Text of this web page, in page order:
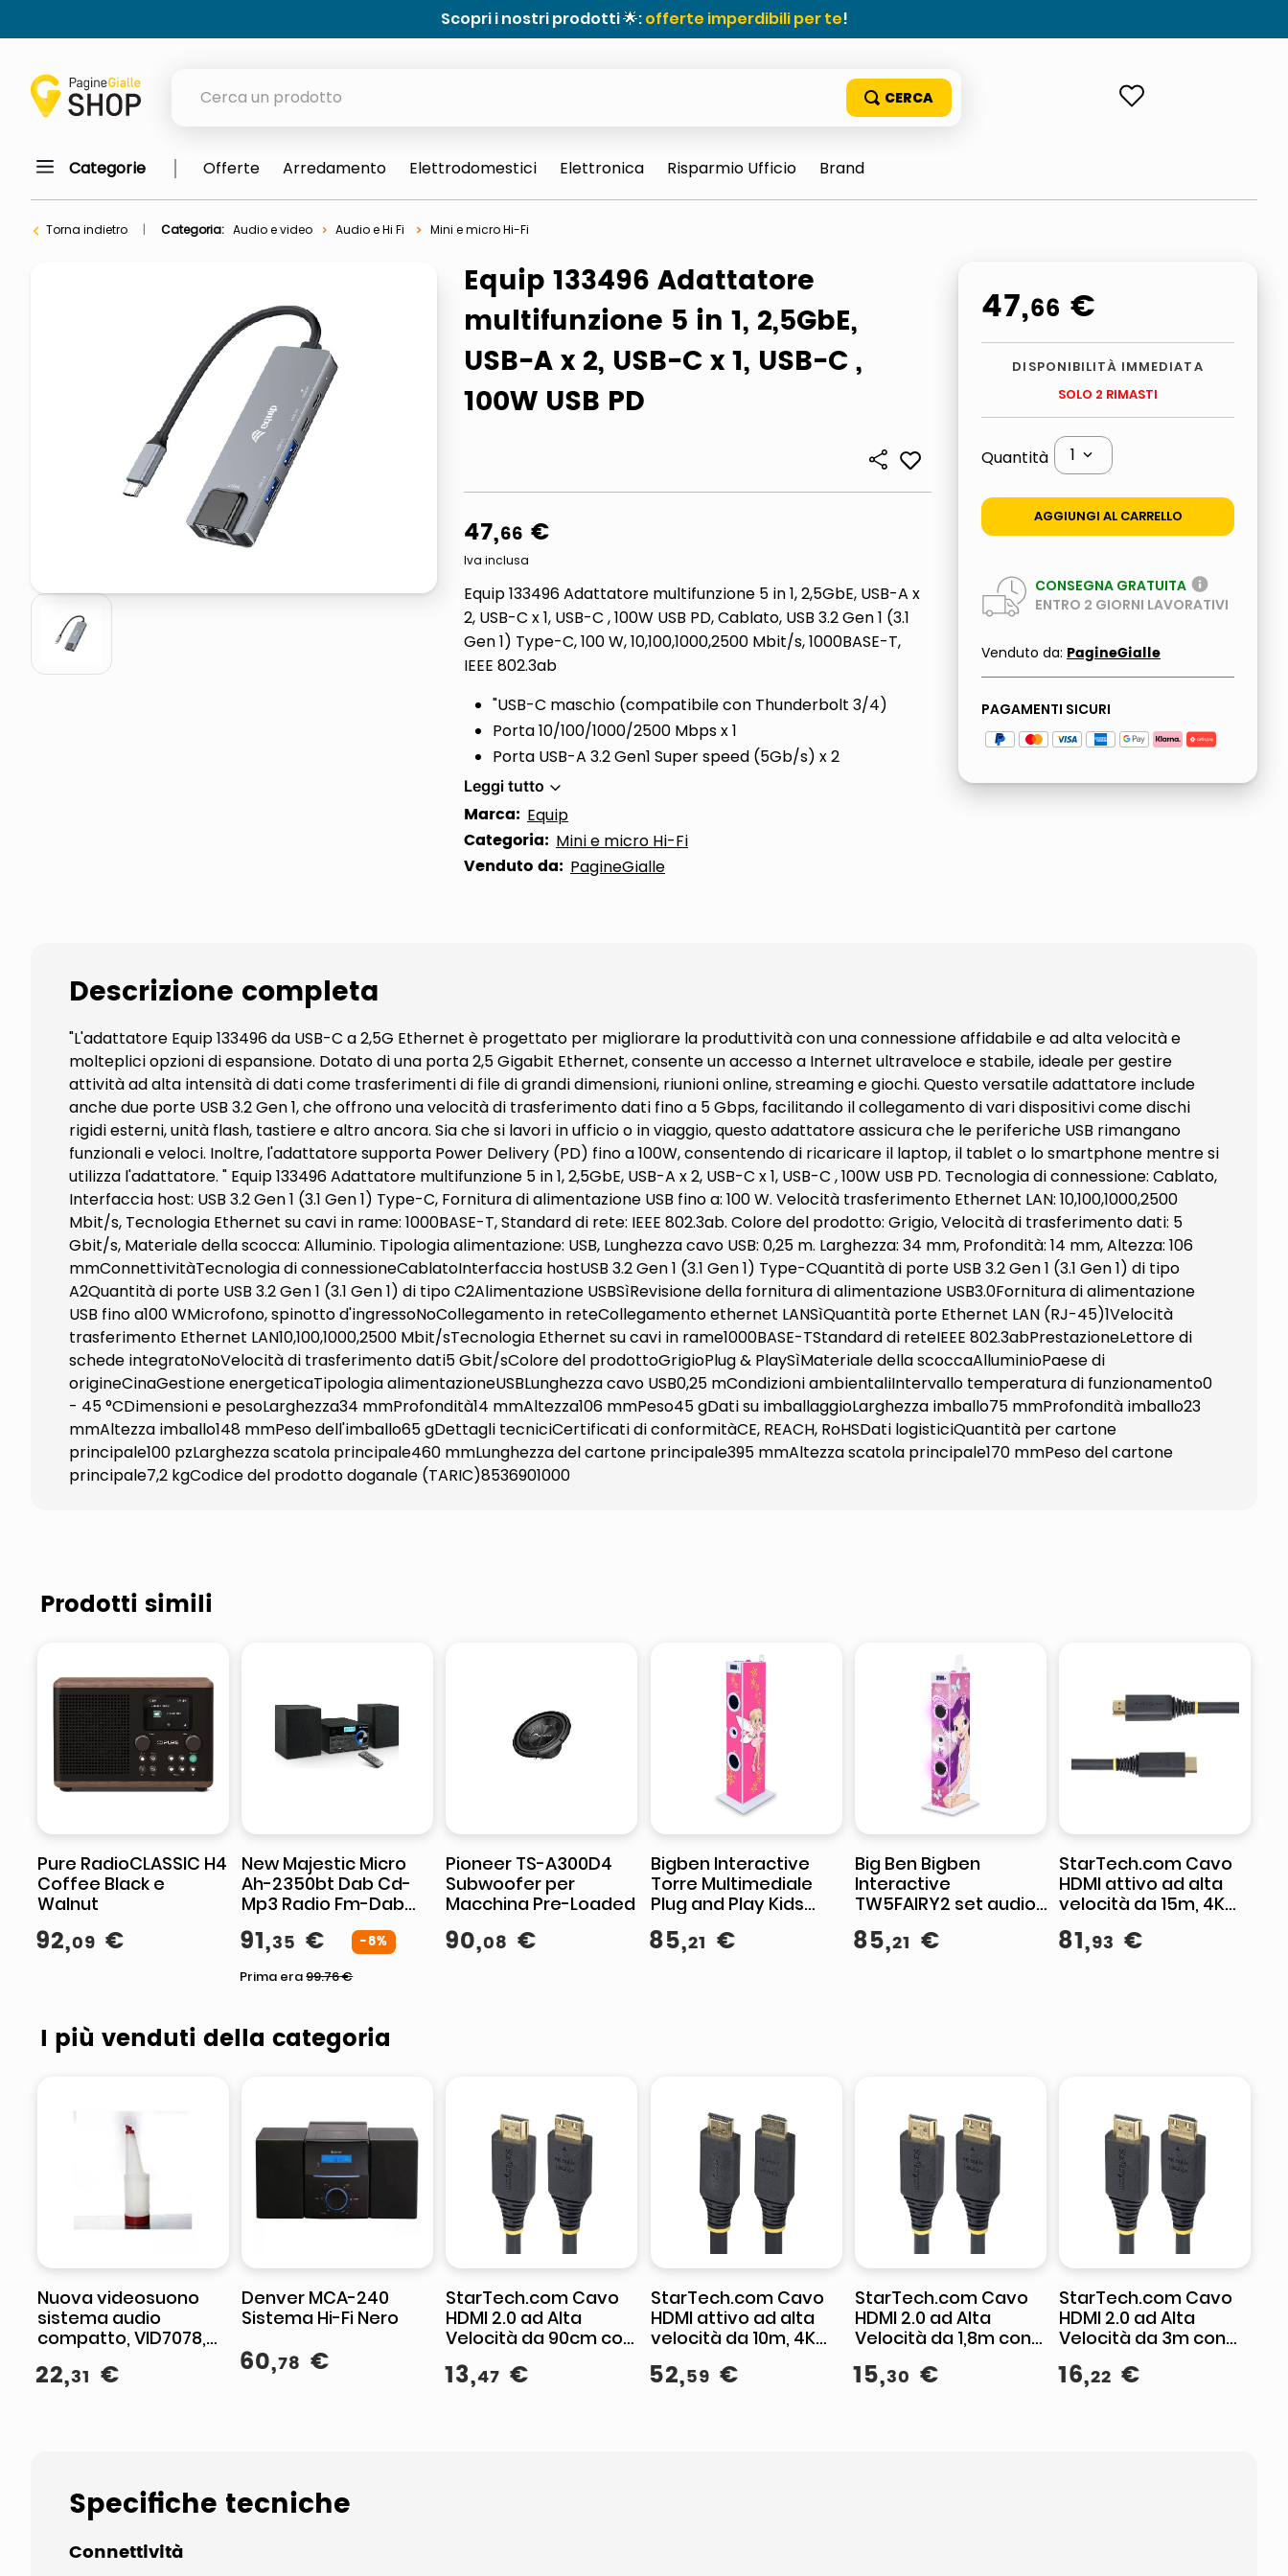
Scopri i nostri prodotti 🌟:offerte imperdibili per te!
meme
lucidatrice pavimenti
astuccio oxford
italia independent occhiali sole 0703 thin rotondo sun
airpods
pattumiera raccolta differenziata
asciuga capelli spazzola
Categorie Offerte Arredamento Elettrodomestici Elettronica Risparmio Ufficio Brand
Torna indietro Categoria: Audio e video Audio e Hi Fi Mini e micro Hi-Fi
Equip 133496 Adattatore
multifunzione 5 in 1, 2,5GbE,
USB-A x 2, USB-C x 1, USB-C ,
100W USB PD
47,66 €
Iva inclusa
Equip 133496 Adattatore multifunzione 5 in 1, 2,5GbE, USB-A x
2, USB-C x 1, USB-C , 100W USB PD, Cablato, USB 3.2 Gen 1 (3.1
Gen 1) Type-C, 100 W, 10,100,1000,2500 Mbit/s, 1000BASE-T,
IEEE 802.3ab
"USB-C maschio (compatibile con Thunderbolt 3/4)
Porta 10/100/1000/2500 Mbps x 1
Porta USB-A 3.2 Gen1 Super speed (5Gb/s) x 2
Leggi tutto
Marca: Equip
Categoria: Mini e micro Hi-Fi
Venduto da: PagineGialle
47,66 €
DISPONIBILITÀ IMMEDIATA
SOLO 2 RIMASTI
Quantità 1
AGGIUNGI AL CARRELLO
CONSEGNA GRATUITA
ENTRO 2 GIORNI LAVORATIVI
Venduto da: PagineGialle
PAGAMENTI SICURI
Descrizione completa
"L'adattatore Equip 133496 da USB-C a 2,5G Ethernet è progettato per migliorare la produttività con una connessione affidabile e ad alta velocità e
molteplici opzioni di espansione. Dotato di una porta 2,5 Gigabit Ethernet, consente un accesso a Internet ultraveloce e stabile, ideale per gestire
attività ad alta intensità di dati come trasferimenti di file di grandi dimensioni, riunioni online, streaming e giochi. Questo versatile adattatore include
anche due porte USB 3.2 Gen 1, che offrono una velocità di trasferimento dati fino a 5 Gbps, facilitando il collegamento di vari dispositivi come dischi
rigidi esterni, unità flash, tastiere e altro ancora. Sia che si lavori in ufficio o in viaggio, questo adattatore assicura che le periferiche USB rimangano
funzionali e veloci. Inoltre, l'adattatore supporta Power Delivery (PD) fino a 100W, consentendo di ricaricare il laptop, il tablet o lo smartphone mentre si
utilizza l'adattatore. " Equip 133496 Adattatore multifunzione 5 in 1, 2,5GbE, USB-A x 2, USB-C x 1, USB-C , 100W USB PD. Tecnologia di connessione: Cablato,
Interfaccia host: USB 3.2 Gen 1 (3.1 Gen 1) Type-C, Fornitura di alimentazione USB fino a: 100 W. Velocità trasferimento Ethernet LAN: 10,100,1000,2500
Mbit/s, Tecnologia Ethernet su cavi in rame: 1000BASE-T, Standard di rete: IEEE 802.3ab. Colore del prodotto: Grigio, Velocità di trasferimento dati: 5
Gbit/s, Materiale della scocca: Alluminio. Tipologia alimentazione: USB, Lunghezza cavo USB: 0,25 m. Larghezza: 34 mm, Profondità: 14 mm, Altezza: 106
mmConnettivitàTecnologia di connessioneCablatoInterfaccia hostUSB 3.2 Gen 1 (3.1 Gen 1) Type-CQuantità di porte USB 3.2 Gen 1 (3.1 Gen 1) di tipo
A2Quantità di porte USB 3.2 Gen 1 (3.1 Gen 1) di tipo C2Alimentazione USBSìRevisione della fornitura di alimentazione USB3.0Fornitura di alimentazione
USB fino a100 WMicrofono, spinotto d'ingressoNoCollegamento in reteCollegamento ethernet LANSìQuantità porte Ethernet LAN (RJ-45)1Velocità
trasferimento Ethernet LAN10,100,1000,2500 Mbit/sTecnologia Ethernet su cavi in rame1000BASE-TStandard di reteIEEE 802.3abPrestazioneLettore di
schede integratoNoVelocità di trasferimento dati5 Gbit/sColore del prodottoGrigioPlug & PlaySìMateriale della scoccaAlluminioPaese di
origineCinaGestione energeticaTipologia alimentazioneUSBLunghezza cavo USB0,25 mCondizioni ambientaliIntervallo temperatura di funzionamento0
- 45 °CDimensioni e pesoLarghezza34 mmProfondità14 mmAltezza106 mmPeso45 gDati su imballaggioLarghezza imballo75 mmProfondità imballo23
mmAltezza imballo148 mmPeso dell'imballo65 gDettagli tecniciCertificati di conformitàCE, REACH, RoHSDati logisticiQuantità per cartone
principale100 pzLarghezza scatola principale460 mmLunghezza del cartone principale395 mmAltezza scatola principale170 mmPeso del cartone
principale7,2 kgCodice del prodotto doganale (TARIC)8536901000
Prodotti simili
Pure RadioCLASSIC H4
Coffee Black e
Walnut
92,09 €
New Majestic Micro
Ah-2350bt Dab Cd-
Mp3 Radio Fm-Dab
Bluetooth Usb
Telecomando
91,35 € -8%
Prima era99.76€
Pioneer TS-A300D4
Subwoofer per
Macchina Pre-Loaded
90,08 €
Bigben Interactive
Torre Multimediale
Plug and Play Kids
Fairy Multicolore
85,21 €
Big Ben Bigben
Interactive
TW5FAIRY2 set audio
da casa Sistema
home audio a torre 20
85,21 €
StarTech.com Cavo
HDMI attivo ad alta
velocità da 15m, 4K
60Hz/1440p 144Hz,
HDR10/HDCP 2.2/ARC,
81,93 €
I più venduti della categoria
Nuova videosuono
sistema audio
compatto, VID7078,
ambienti domestici e
22,31 €
Denver MCA-240
Sistema Hi-Fi Nero
60,78 €
StarTech.com Cavo
HDMI 2.0 ad Alta
Velocità da 90cm con
Connettori a Scatto,
4K 60Hz/1440p 144Hz,
13,47 €
StarTech.com Cavo
HDMI attivo ad alta
velocità da 10m, 4K
HDR10/HDCP 2.2/ARC,
52,59 €
StarTech.com Cavo
HDMI 2.0 ad Alta
Velocità da 1,8m con
4K 60Hz/1440p 144Hz,
15,30 €
StarTech.com Cavo
HDMI 2.0 ad Alta
Velocità da 3m con
Connettori a Scatto,
4K 60Hz/1440p 144Hz,
16,22 €
Specifiche tecniche
Connettività